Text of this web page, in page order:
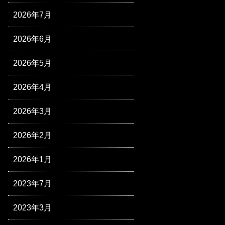
2026年7月
2026年6月
2026年5月
2026年4月
2026年3月
2026年2月
2026年1月
2023年7月
2023年3月